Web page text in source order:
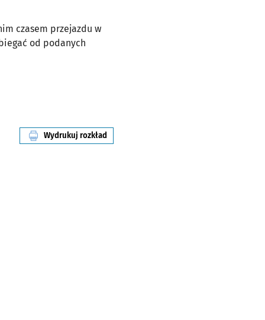
czasem przejazdu w
od podanych
Wydrukuj rozkład
linii nr 3